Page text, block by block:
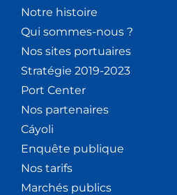
Notre histoire
Qui sommes-nous ?
Nos sites portuaires
Stratégie 2019-2023
Port Center
Nos partenaires
Cáyoli
Enquête publique
Nos tarifs
Marchés publics